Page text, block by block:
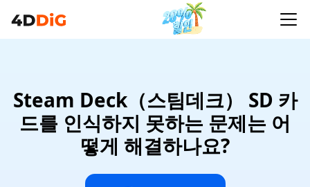
Steam Deck（스팀데크） SD 카
드를 인식하지 못하는 문제는 어
떻게 해결하나요?